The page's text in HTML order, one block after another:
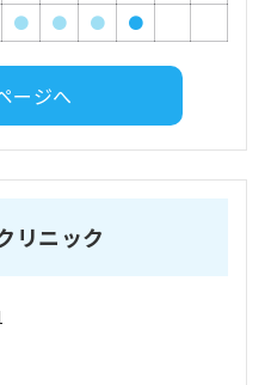
● ● ● ●
ージへ
リニック